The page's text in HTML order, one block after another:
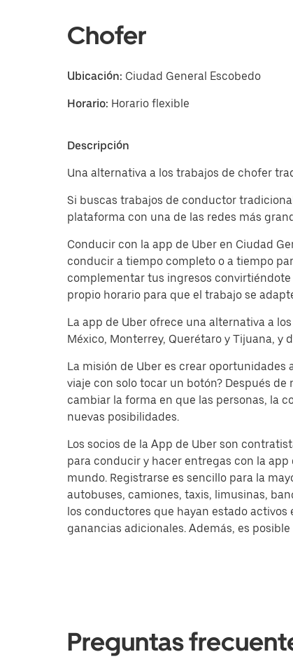
Chofer
Ubicación: Ciudad General Escobedo
Horario: Horario flexible
Descripción
Una alternativa a los trabajos de chofer
Si buscas trabajos de conductor
plataforma con una de las redes más
Conducir con la app de Uber en Ciudad
conducir a tiempo completo o a tiempo
complementar tus ingresos convirtiéndote
propio horario para que el trabajo se
La app de Uber ofrece una alternativa a
México, Monterrey, Querétaro y Tijuana, y
La misión de Uber es crear oportunidades
viaje con solo tocar un botón? Después
cambiar la forma en que las personas, la
nuevas posibilidades.
Los socios de la App de Uber son
para conducir y hacer entregas con la
mundo. Registrarse es sencillo para la
autobuses, camiones, taxis, limusinas,
los conductores que hayan estado
ganancias adicionales. Además, es
Preguntas